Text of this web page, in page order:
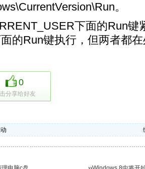
。
下面的Run键
面的Run键执行，但两者都
0
分享给好友